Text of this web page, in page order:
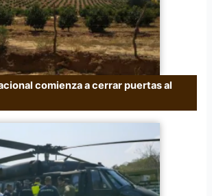
comienza a cerrar puertas al